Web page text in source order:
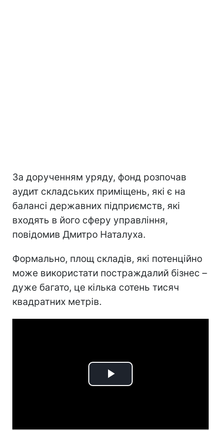
За дорученням уряду, фонд розпочав
аудит складських приміщень, які є на
балансі державних підприємств, які
входять в його сферу управління,
повідомив Дмитро Наталуха.
Формально, площ складів, які потенційно
може використати постраждалий бізнес –
дуже багато, це кілька сотень тисяч
квадратних метрів.
Play